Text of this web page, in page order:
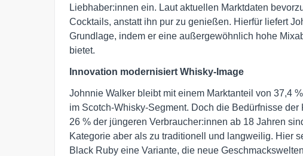
Liebhaber:innen ein. Laut aktuellen Marktdaten
Cocktails, anstatt ihn pur zu genießen. Hierfür liefert
Grundlage, indem er eine außergewöhnlich hohe
bietet.
Innovation modernisiert Whisky-Image
Johnnie Walker bleibt mit einem Marktanteil von 37,4
im Scotch-Whisky-Segment. Doch die Bedürfnisse
26 % der jüngeren Verbraucher:innen ab 18 Jahren
Kategorie aber als zu traditionell und langweilig. Hier
Black Ruby eine Variante, die neue